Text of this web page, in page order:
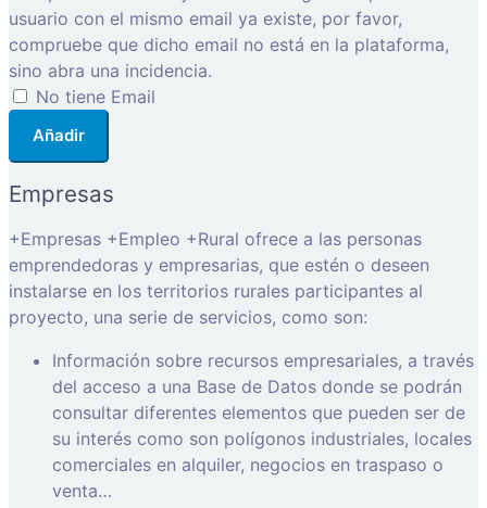
usuario con el mismo email ya existe, por favor,
compruebe que dicho email no está en la plataforma,
sino abra una incidencia.
No tiene Email
Añadir
Empresas
+Empresas +Empleo +Rural ofrece a las personas
emprendedoras y empresarias, que estén o deseen
instalarse en los territorios rurales participantes al
proyecto, una serie de servicios, como son:
Información sobre recursos empresariales, a través
del acceso a una Base de Datos donde se podrán
consultar diferentes elementos que pueden ser de
su interés como son polígonos industriales, locales
comerciales en alquiler, negocios en traspaso o
venta…